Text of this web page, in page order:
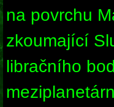
na povrchu
zkoumající
libračního